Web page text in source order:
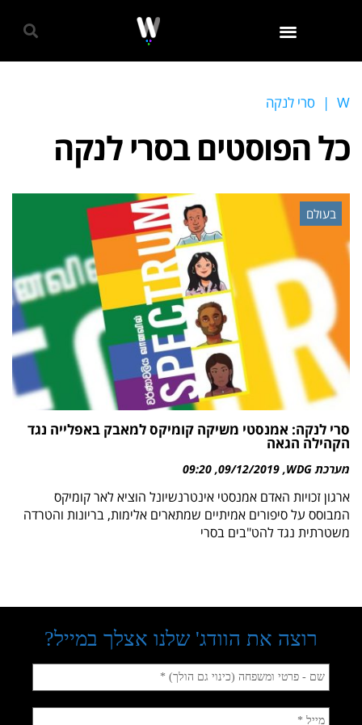
W
| סרי לנקה
כל הפוסטים בסרי לנקה
בעולם
סרי לנקה: אמנסטי משיקה קומיקס למאבק באפלייה נגד
הקהילה הגאה
מערכת WDG 09/12/2019
09:20
ארגון זכויות האדם אמנסטי אינטרנשיונל הוציא לאר קומיקס
המבוסס על סיפורים אמיתיים שמתארים אלימות, בריונות והטרדה
משטרתית נגד להט"בים בסרי